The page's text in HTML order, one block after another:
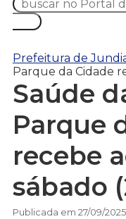
Prefeitura de
Parque da Cidade
Saúde
Parque
recebe
sábado
Publicada em 27/09/2025